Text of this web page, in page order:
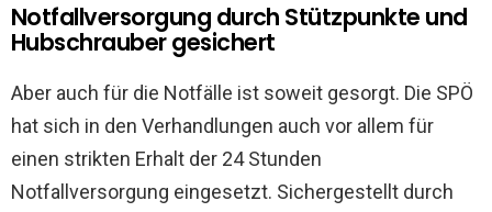
Notfallversorgung durch Stützpunkte und
Hubschrauber gesichert
Aber auch für die Notfälle ist soweit gesorgt. Die SPÖ
hat sich in den Verhandlungen auch vor allem für
einen strikten Erhalt der 24 Stunden
Notfallversorgung eingesetzt. Sichergestellt durch